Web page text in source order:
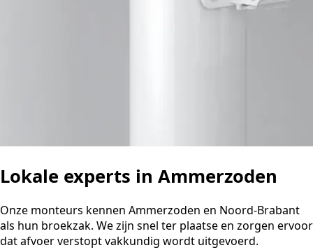
Lokale experts in Ammerzoden
Onze monteurs kennen Ammerzoden en Noord-Brabant
als hun broekzak. We zijn snel ter plaatse en zorgen ervoor
dat afvoer verstopt vakkundig wordt uitgevoerd.